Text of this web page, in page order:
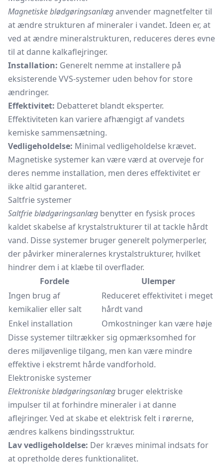
Magnetiske blødgøringsanlæganvender magnetfelter til
at ændre strukturen af mineraler i vandet. Ideen er, at
ved at ændre mineralstrukturen, reduceres deres evne
til at danne kalkaflejringer.
Installation: Generelt nemme at installere på
eksisterende VVS-systemer uden behov for store
ændringer.
Effektivitet: Debatteret blandt eksperter.
Effektiviteten kan variere afhængigt af vandets
kemiske sammensætning.
Vedligeholdelse: Minimal vedligeholdelse krævet.
Magnetiske systemer kan være værd at overveje for
deres nemme installation, men deres effektivitet er
ikke altid garanteret.
Saltfrie systemer
Saltfrie blødgøringsanlæg benytter en fysisk proces
kaldet skabelse af krystalstrukturer til at tackle hårdt
vand. Disse systemer bruger generelt polymerperler,
der påvirker mineralernes krystalstrukturer, hvilket
hindrer dem i at klæbe til overflader.
Fordele
Ulemper
Ingen brug af
kemikalier eller salt
Reduceret effektivitet i meget
hårdt vand
Enkel installation
Omkostninger kan være høje
Disse systemer tiltrækker sig opmærksomhed for
deres miljøvenlige tilgang, men kan være mindre
effektive i ekstremt hårde vandforhold.
Elektroniske systemer
Elektroniske blødgøringsanlæg bruger elektriske
impulser til at forhindre mineraler i at danne
aflejringer. Ved at skabe et elektrisk felt i rørerne,
ændres kalkens bindingsstruktur.
Lav vedligeholdelse: Der kræves minimal indsats for
at opretholde deres funktionalitet.